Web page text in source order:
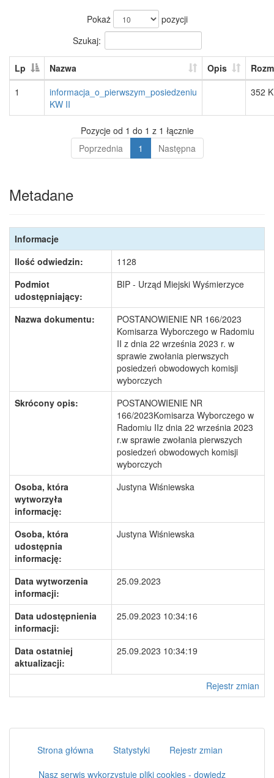
Pokaż
pozycji
Szukaj:
Lp Nazwa Opis
1
informacja_o_pierwszym_posiedzeniu
KW II
352
Pozycje od 1 do 1 z 1 łącznie
Poprzednia
1 Następna
Metadane
Informacje
Ilość odwiedzin:
1128
Podmiot
udostępniający:
BIP - Urząd Miejski Wyśmierzyce
Nazwa dokumentu:
POSTANOWIENIE NR 166/2023
Komisarza Wyborczego w Radomiu
II z dnia 22 września 2023 r. w
sprawie zwołania pierwszych
posiedzeń obwodowych komisji
wyborczych
Skrócony opis:
POSTANOWIENIE NR
166/2023Komisarza Wyborczego w
Radomiu IIz dnia 22 września 2023
r.w sprawie zwołania pierwszych
posiedzeń obwodowych komisji
wyborczych
Osoba, która
wytworzyła
informację:
Justyna Wiśniewska
Osoba, która
udostępnia
informację:
Justyna Wiśniewska
Data wytworzenia
informacji:
25.09.2023
Data udostępnienia
informacji:
25.09.2023 10:34:16
Data ostatniej
aktualizacji:
25.09.2023 10:34:19
Rejestr zmian
Strona główna Statystyki
Rejestr zmian
Nasz serwis wykorzystuje pliki cookies - dowiedz